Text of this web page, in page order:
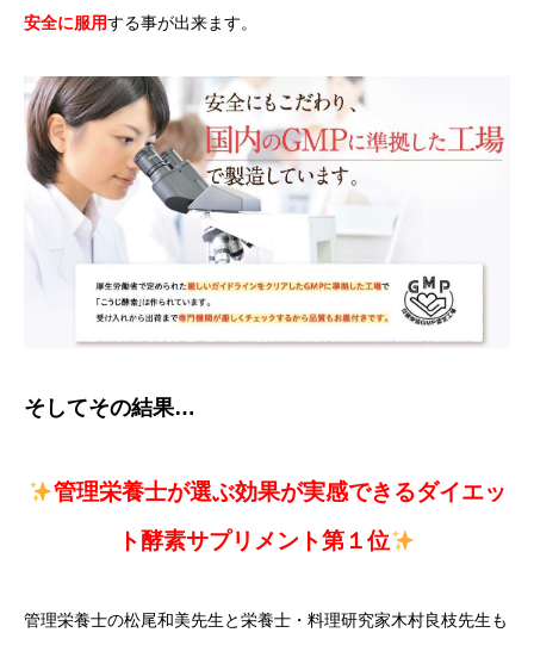
安全に服用する事が出来ます。
そしてその結果…
管理栄養士が選ぶ効果が実感できるダイエッ
ト酵素サプリメント第１位
管理栄養士の松尾和美先生と栄養士・料理研究家木村良枝先生も